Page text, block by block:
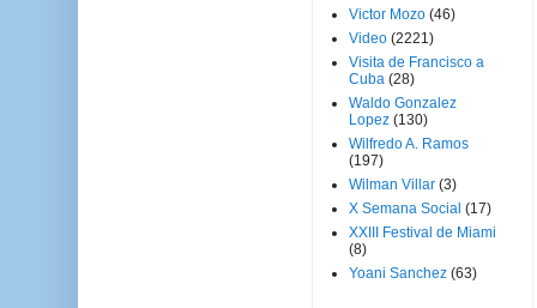
Victor Mozo (46)
Video (2221)
Visita de Francisco a
Cuba (28)
Waldo Gonzalez
Lopez (130)
Wilfredo A. Ramos
(197)
Wilman Villar (3)
X Semana Social (17)
XXIII Festival de Miami
(8)
Yoani Sanchez (63)